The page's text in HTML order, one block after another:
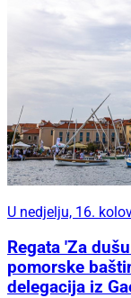
U nedjelju, 16.
Regata 'Za
pomorske
delegacija iz